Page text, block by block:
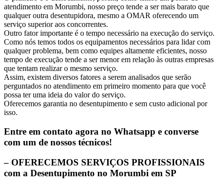
atendimento em Morumbi, nosso preço tende a ser mais barato que
qualquer outra desentupidora, mesmo a OMAR oferecendo um
serviço superior aos concorrentes.
Outro fator importante é o tempo necessário na execução do serviço.
Como nós temos todos os equipamentos necessários para lidar com
qualquer problema, bem como equipes altamente eficientes, nosso
tempo de execução tende a ser menor em relação às outras empresas
que tentam realizar o mesmo serviço.
Assim, existem diversos fatores a serem analisados que serão
perguntados no atendimento em primeiro momento para que você
possa ter uma ideia do valor do serviço.
Oferecemos garantia no desentupimento e sem custo adicional por
isso.
Entre em contato agora no Whatsapp e converse
com um de nossos técnicos!
– OFERECEMOS SERVIÇOS PROFISSIONAIS
com a Desentupimento no Morumbi em SP